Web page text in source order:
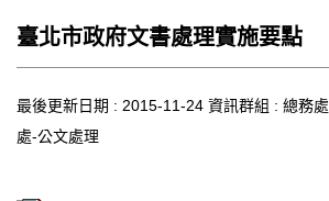
文件資料
網站管理
臺北市政府文書處理實施要點
最後更新日期 : 2015-11-24 資訊群組 : 總務處
處-公文處理